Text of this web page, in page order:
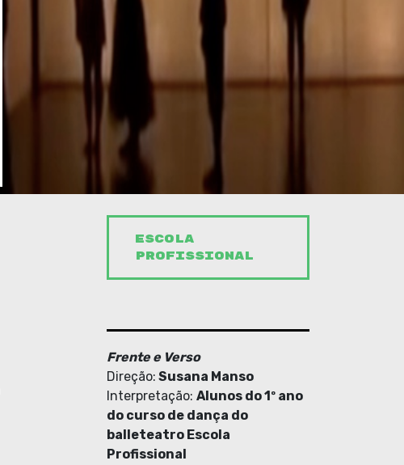
ESCOLA
PROFISSIONAL
Frente e Verso
Direção: Susana Manso
Interpretação: Alunos do 1º ano
do curso de dança do
balleteatro Escola
Profissional